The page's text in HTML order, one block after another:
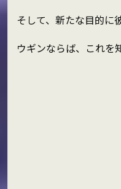
そして、新たな目的に
ウギンならば、これを